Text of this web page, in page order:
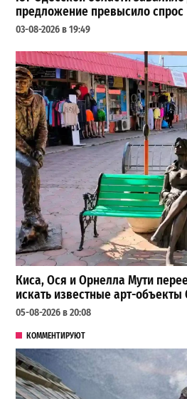
предложение превысило спрос
03-08-2026 в 19:49
Киса, Ося и Орнелла Мути
искать известные арт-
05-08-2026 в 20:08
КОММЕНТИРУЮТ